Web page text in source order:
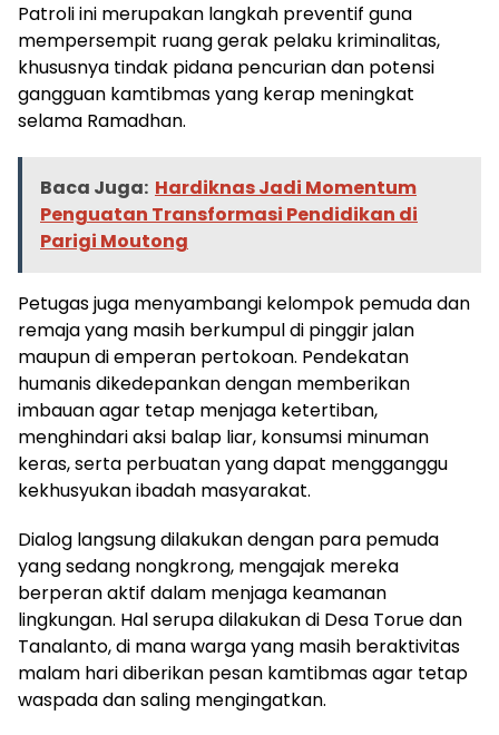
Patroli ini merupakan langkah preventif guna
mempersempit ruang gerak pelaku kriminalitas,
khususnya tindak pidana pencurian dan potensi
gangguan kamtibmas yang kerap meningkat
selama Ramadhan.
Baca Juga: Hardiknas Jadi Momentum
Penguatan Transformasi Pendidikan di
Parigi Moutong
Petugas juga menyambangi kelompok pemuda dan
remaja yang masih berkumpul di pinggir jalan
maupun di emperan pertokoan. Pendekatan
humanis dikedepankan dengan memberikan
imbauan agar tetap menjaga ketertiban,
menghindari aksi balap liar, konsumsi minuman
keras, serta perbuatan yang dapat mengganggu
kekhusyukan ibadah masyarakat.
Dialog langsung dilakukan dengan para pemuda
yang sedang nongkrong, mengajak mereka
berperan aktif dalam menjaga keamanan
lingkungan. Hal serupa dilakukan di Desa Torue dan
Tanalanto, di mana warga yang masih beraktivitas
malam hari diberikan pesan kamtibmas agar tetap
waspada dan saling mengingatkan.